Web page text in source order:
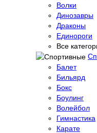
Волки
Динозавры
Драконы
Единороги
Все
Балет
Бильярд
Бокс
Боулинг
Волейбол
Гимнастика
Карате